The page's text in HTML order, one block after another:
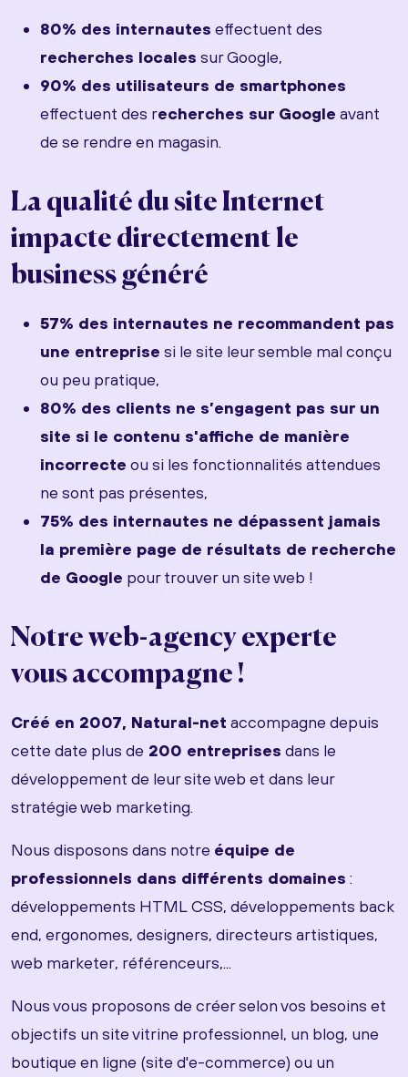
80% des internautes effectuent des
recherches locales sur Google,
90% des utilisateurs de smartphones
effectuent des recherches sur Google avant
de se rendre en magasin.
La qualité du site Internet
impacte directement le
business généré
57% des internautes ne recommandent pas
une entreprise si le site leur semble mal conçu
ou peu pratique,
80% des clients ne s’engagent pas sur un
site si le contenu s'affiche de manière
incorrecte ou si les fonctionnalités attendues
ne sont pas présentes,
75% des internautes ne dépassent jamais
la première page de résultats de recherche
de Google pour trouver un site web !
Notre web-agency experte
vous accompagne !
Créé en 2007, Natural-net accompagne depuis
cette date plus de 200 entreprises dans le
développement de leur site web et dans leur
stratégie web marketing.
Nous disposons dans notre équipe de
professionnels dans différents domaines :
développements HTML CSS, développements back
end, ergonomes, designers, directeurs artistiques,
web marketer, référenceurs,...
Nous vous proposons de créer selon vos besoins et
objectifs un site vitrine professionnel, un blog, une
boutique en ligne (site d'e-commerce) ou un